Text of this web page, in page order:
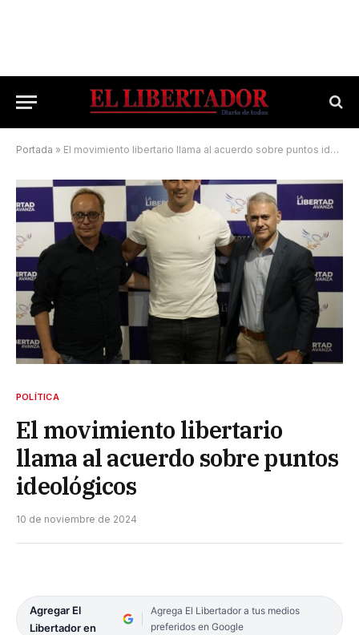
Portada » El movimiento libertario llama al acuerdo sobre puntos ideológicos
POLÍTICA
El movimiento libertario
llama al acuerdo sobre puntos
ideológicos
10 de noviembre de 2024
Agregar El
Libertador en
Agrega El Libertador a tus medios
preferidos en Google